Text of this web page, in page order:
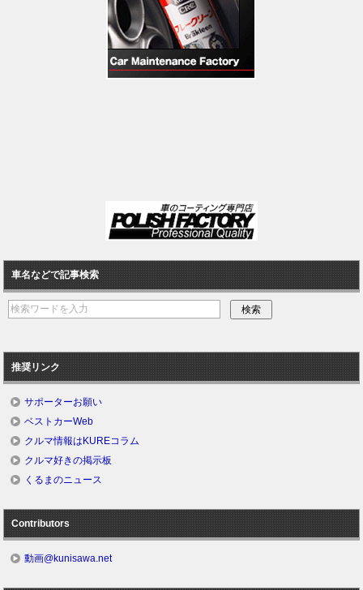
車名などで記事検索
推奨リンク
サポーターお願い
ベストカーWeb
クルマ情報はKUREコラム
クルマ好きの掲示板
くるまのニュース
Contributors
動画@kunisawa.net